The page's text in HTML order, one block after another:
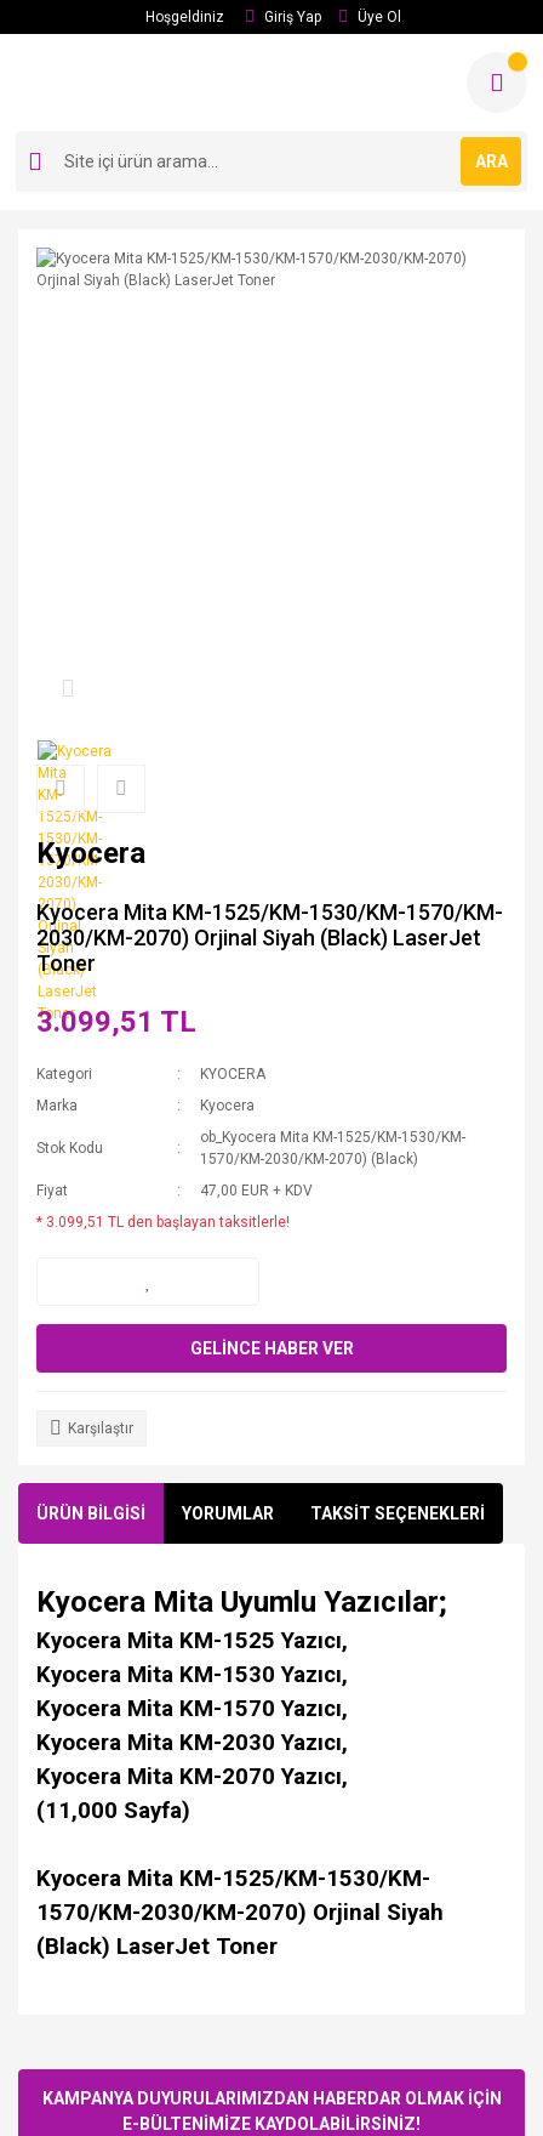
Hoşgeldiniz Giriş Yap Üye Ol
ARA
Kyocera
Kyocera Mita KM-1525/KM-1530/KM-1570/KM-
2030/KM-2070) Orjinal Siyah (Black) LaserJet
Toner
3.099,51 TL
Kategori
KYOCERA
Marka
Kyocera
Stok Kodu
ob_Kyocera Mita KM-1525/KM-1530/KM-
1570/KM-2030/KM-2070) (Black)
Fiyat
47,00 EUR + KDV
* 3.099,51 TL den başlayan taksitlerle!
GELİNCE HABER VER
Karşılaştır
ÜRÜN BİLGİSİ YORUMLAR TAKSİT SEÇENEKLERİ
Kyocera Mita Uyumlu Yazıcılar;
Kyocera Mita KM-1525 Yazıcı,
Kyocera Mita KM-1530 Yazıcı,
Kyocera Mita KM-1570 Yazıcı,
Kyocera Mita KM-2030 Yazıcı,
Kyocera Mita KM-2070 Yazıcı,
(11,000 Sayfa)
Kyocera Mita KM-1525/KM-1530/KM-
1570/KM-2030/KM-2070) Orjinal Siyah
(Black) LaserJet Toner
KAMPANYA DUYURULARIMIZDAN HABERDAR OLMAK İÇİN
E-BÜLTENİMİZE KAYDOLABİLİRSİNİZ!